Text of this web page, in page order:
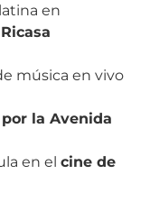
en
Ricasa
música en vivo
la Avenida
en el cine de